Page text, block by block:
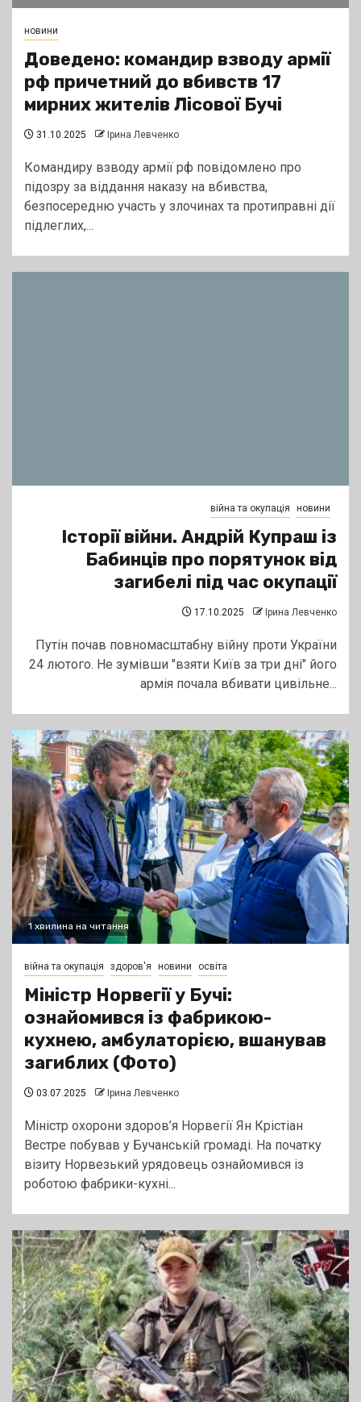
новини
Доведено: командир взводу армії
рф причетний до вбивств 17
мирних жителів Лісової Бучі
31.10.2025 Ірина Левченко
Командиру взводу армії рф повідомлено про
підозру за віддання наказу на вбивства,
безпосередню участь у злочинах та протиправні дії
підлеглих,...
війна та окупація новини
Історії війни. Андрій Купраш із
Бабинців про порятунок від
загибелі під час окупації
17.10.2025 Ірина Левченко
Путін почав повномасштабну війну проти України
24 лютого. Не зумівши "взяти Київ за три дні" його
армія почала вбивати цивільне...
1 хвилина на читання
війна та окупація здоров'я новини освіта
Міністр Норвегії у Бучі:
ознайомився із фабрикою-
кухнею, амбулаторією, вшанував
загиблих (Фото)
03.07.2025 Ірина Левченко
Міністр охорони здоров’я Норвегії Ян Крістіан
Вестре побував у Бучанській громаді. На початку
візиту Норвезький урядовець ознайомився із
роботою фабрики-кухні...